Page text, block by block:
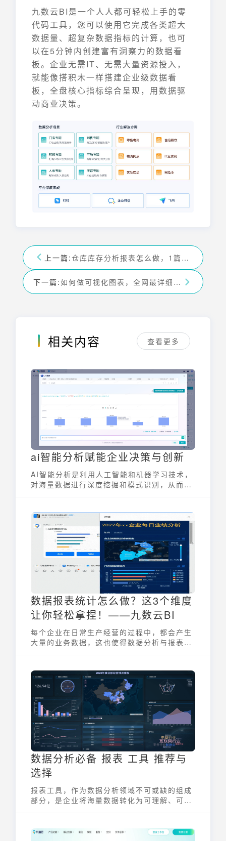
九数云BI是一个人人都可轻松上手的零
代码工具，您可以使用它完成各类超大
数据量、超复杂数据指标的计算，也可
以在5分钟内创建富有洞察力的数据看
板。企业无需IT、无需大量资源投入，
就能像搭积木一样搭建企业级数据看
板，全盘核心指标综合呈现，用数据驱
动商业决策。
上一篇: 仓库库存分析报表怎么做，1篇文章教会你！——九数云BI
下一篇: 如何做可视化图表，全网最详细方法教程！——九数云BI
相关内容 查看更多
ai智能分析赋能企业决策与创新
AI智能分析是利用人工智能和机器学习技术，
对海量数据进行深度挖掘和模式识别，从而为
复杂数据集中发现隐藏的关联和趋势，帮助企
业优化运营、提高效率、实现创新。在数字化
转型的浪潮下，AI智能分析正成为企业赢得竞
争优势的重要引擎。
数据报表统计怎么做？这3个维度
让你轻松拿捏！——九数云BI
每个企业在日常生产经营的过程中，都会产生
大量的业务数据，这也使得数据分析与报表制
数据分析必备 报表 工具 推荐与
选择
报表工具，作为数据分析领域不可或缺的组成
部分，是企业将海量数据转化为可理解、可操
问题、支持决策制定。选择一款合适的报表工